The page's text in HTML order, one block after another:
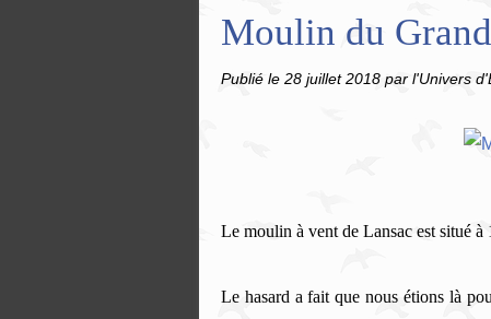
Moulin du
Publié le 28 juillet 2018 par l'Univers
Le moulin à vent de Lansac est situé
Le hasard a fait que nous étions là